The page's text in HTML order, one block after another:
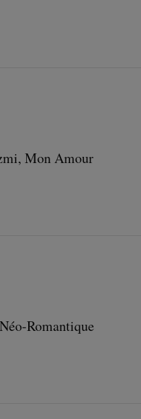
Mon Amour
Romantique